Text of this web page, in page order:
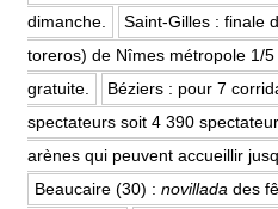
dimanche.
Saint-Gilles : finale
toreros) de Nîmes métropole 1/5
gratuite.
Béziers : pour 7
spectateurs soit 4 390
arènes qui peuvent accueillir
Beaucaire (30) : novilladades